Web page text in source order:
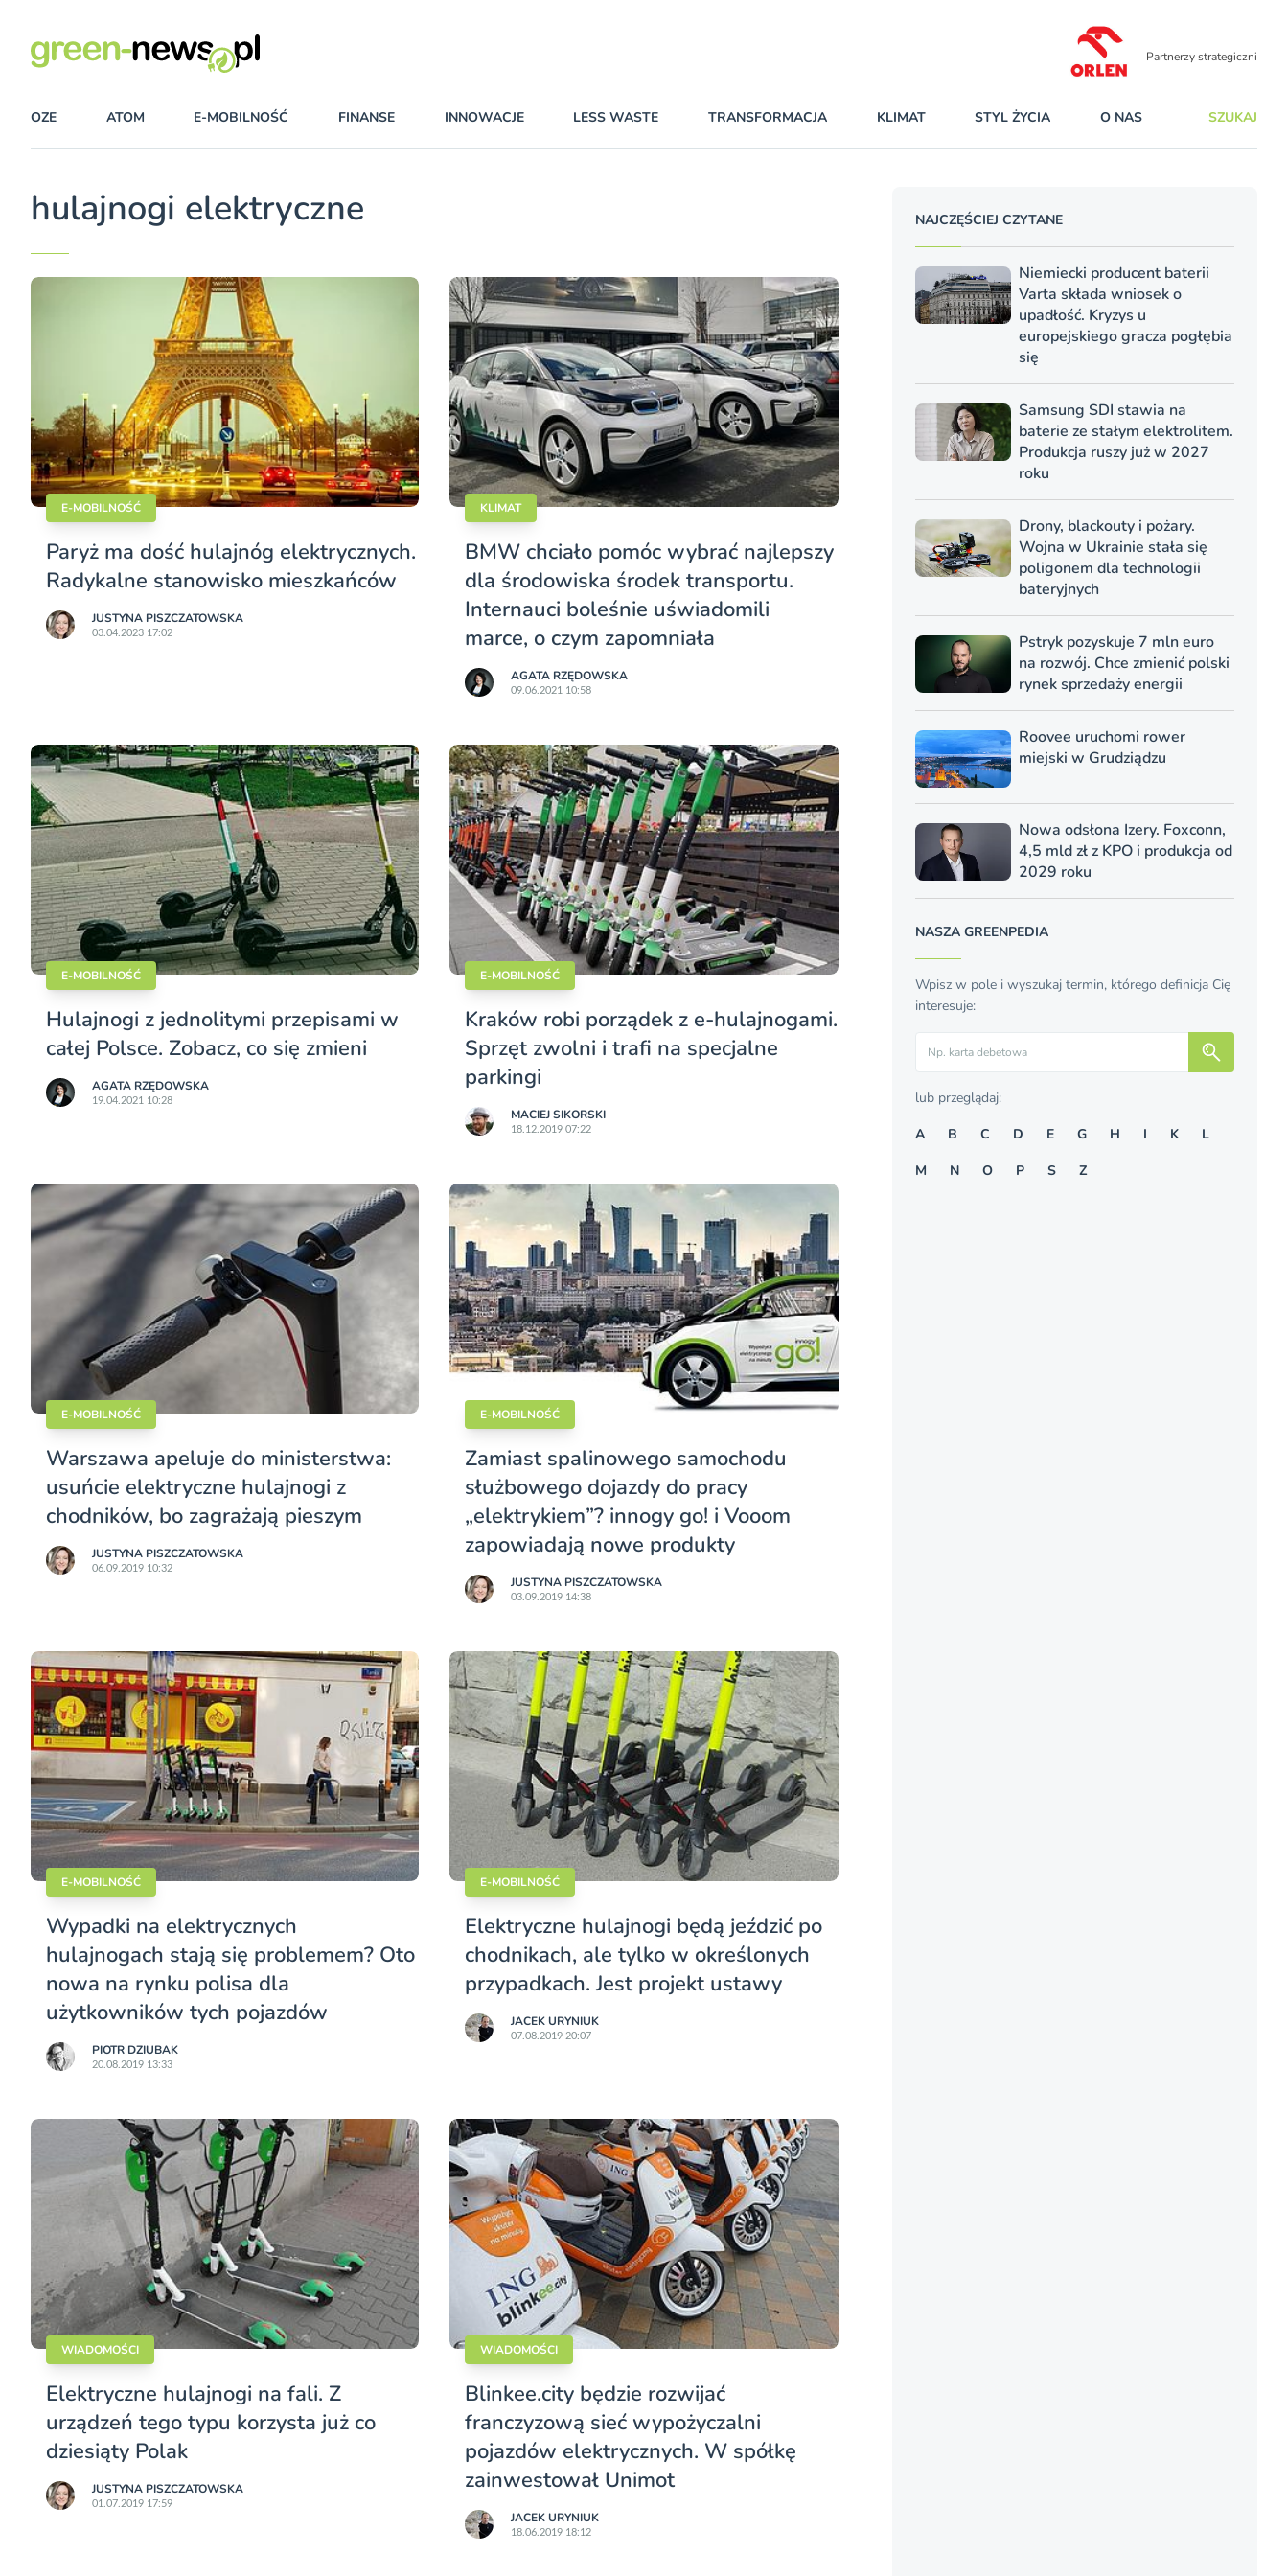
Partnerzy strategiczni
OZE ATOM E-MOBILNOŚĆ FINANSE INNOWACJE LESS WASTE TRANSFORMACJA KLIMAT STYL ŻYCIA O NAS SZUKAJ
hulajnogi elektryczne
E-MOBILNOŚĆ
Paryż ma dość hulajnóg elektrycznych.
Radykalne stanowisko mieszkańców
JUSTYNA PISZCZATOWSKA
03.04.2023 17:02
KLIMAT
BMW chciało pomóc wybrać najlepszy
dla środowiska środek transportu.
Internauci boleśnie uświadomili
marce, o czym zapomniała
AGATA RZĘDOWSKA
09.06.2021 10:58
E-MOBILNOŚĆ
Hulajnogi z jednolitymi przepisami w
całej Polsce. Zobacz, co się zmieni
AGATA RZĘDOWSKA
19.04.2021 10:28
E-MOBILNOŚĆ
Kraków robi porządek z e-hulajnogami.
Sprzęt zwolni i trafi na specjalne
parkingi
MACIEJ SIKORSKI
18.12.2019 07:22
E-MOBILNOŚĆ
Warszawa apeluje do ministerstwa:
usuńcie elektryczne hulajnogi z
chodników, bo zagrażają pieszym
JUSTYNA PISZCZATOWSKA
06.09.2019 10:32
E-MOBILNOŚĆ
Zamiast spalinowego samochodu
służbowego dojazdy do pracy
„elektrykiem”? innogy go! i Vooom
zapowiadają nowe produkty
JUSTYNA PISZCZATOWSKA
03.09.2019 14:38
E-MOBILNOŚĆ
Wypadki na elektrycznych
hulajnogach stają się problemem? Oto
nowa na rynku polisa dla
użytkowników tych pojazdów
PIOTR DZIUBAK
20.08.2019 13:33
E-MOBILNOŚĆ
Elektryczne hulajnogi będą jeździć po
chodnikach, ale tylko w określonych
przypadkach. Jest projekt ustawy
JACEK URYNIUK
07.08.2019 20:07
WIADOMOŚCI
Elektryczne hulajnogi na fali. Z
urządzeń tego typu korzysta już co
dziesiąty Polak
JUSTYNA PISZCZATOWSKA
01.07.2019 17:59
WIADOMOŚCI
Blinkee.city będzie rozwijać
franczyzową sieć wypożyczalni
pojazdów elektrycznych. W spółkę
zainwestował Unimot
JACEK URYNIUK
18.06.2019 18:12
NAJCZĘŚCIEJ CZYTANE
Niemiecki producent baterii
Varta składa wniosek o
upadłość. Kryzys u
europejskiego gracza pogłębia
się
Samsung SDI stawia na
baterie ze stałym elektrolitem.
Produkcja ruszy już w 2027
roku
Drony, blackouty i pożary.
Wojna w Ukrainie stała się
poligonem dla technologii
bateryjnych
Pstryk pozyskuje 7 mln euro
na rozwój. Chce zmienić polski
rynek sprzedaży energii
Roovee uruchomi rower
miejski w Grudziądzu
Nowa odsłona Izery. Foxconn,
4,5 mld zł z KPO i produkcja od
2029 roku
NASZA GREENPEDIA
Wpisz w pole i wyszukaj termin, którego definicja Cię
interesuje:
lub przeglądaj:
A
B C D E G H I K
L
M
N O P S Z